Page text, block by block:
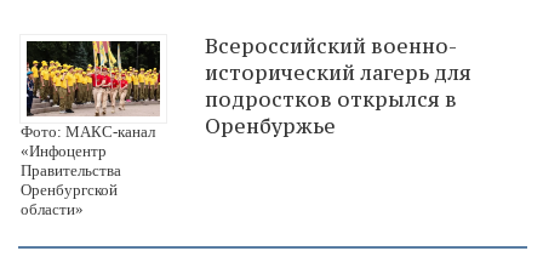
Фото: МАКС-канал
«Инфоцентр
Правительства
Оренбургской
области»
Всероссийский военно-
исторический лагерь для
подростков открылся в
Оренбуржье